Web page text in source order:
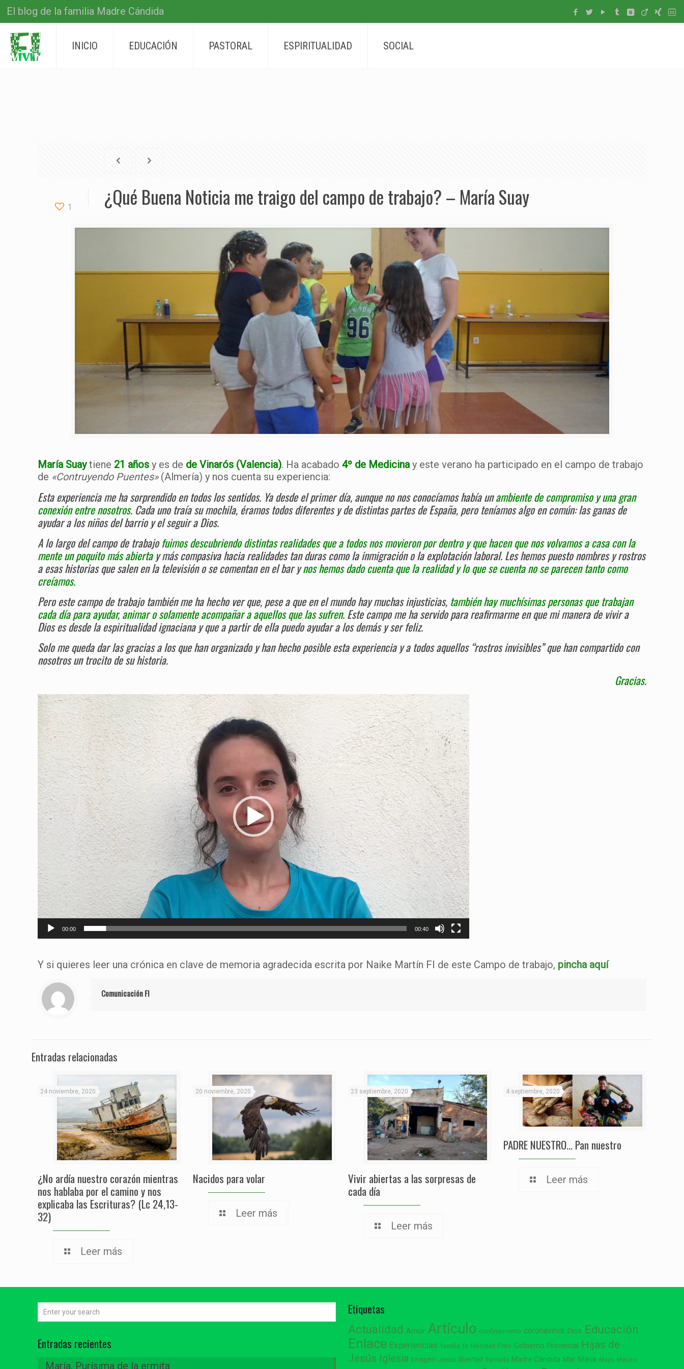
El blog de la familia Madre Cándida
INICIO EDUCACIÓN PASTORAL ESPIRITUALIDAD SOCIAL
1 ¿Qué Buena Noticia me traigo del campo de trabajo? – María Suay
María Suaytiene 21 años y es de de Vinarós (Valencia). Ha acabado4º de Medicinay este verano ha participado en el campo de trabajo
de «Contruyendo Puentes»(Almería) y nos cuenta su experiencia:
Esta experiencia me ha sorprendido en todos los sentidos. Ya desde el primer día, aunque no nos conocíamos había unambiente de compromiso y una gran
conexión entre nosotros. Cada uno traía su mochila, éramos todos diferentes y de distintas partes de España, pero teníamos algo en común: las ganas de
ayudar a los niños del barrio y el seguir a Dios.
A lo largo del campo de trabajofuimos descubriendo distintas realidades que a todos nos movieron por dentro y que hacen que nos volvamos a casa con la
mente un poquito más abiertay más compasiva hacia realidades tan duras como la inmigración o la explotación laboral. Les hemos puesto nombres y rostros
a esas historias que salen en la televisión o se comentan en el bar ynos hemos dado cuenta que la realidad y lo que se cuenta no se parecen tanto como
creíamos.
Pero este campo de trabajo también me ha hecho ver que, pese a que en el mundo hay muchas injusticias, también hay muchísimas personas que trabajan
cada día para ayudar, animar o solamente acompañar a aquellos que las sufren. Este campo me ha servido para reafirmarme en que mi manera de vivir a
Dios es desde la espiritualidad ignaciana y que a partir de ella puedo ayudar a los demás y ser feliz.
Solo me queda dar las gracias a los que han organizado y han hecho posible esta experiencia y a todos aquellos “rostros invisibles” que han compartido con
nosotros un trocito de su historia.
Gracias.
Reproductor
de
vídeo
00:00 00:40
Y si quieres leer una crónica en clave de memoria agradecida escrita por Naike Martín FI de este Campo de trabajo, pincha aquí
Comunicación FI
Entradas relacionadas
24 noviembre, 2020
¿No ardía nuestro corazón mientras
nos hablaba por el camino y nos
explicaba las Escrituras? (Lc 24,13-
32)
Leer más
20 noviembre, 2020
Nacidos para volar
Leer más
23 septiembre, 2020
Vivir abiertas a las sorpresas de
cada día
Leer más
4 septiembre, 2020
PADRE NUESTRO… Pan nuestro
Leer más
Entradas recientes
María, Purísima de la ermita
Etiquetas
Actualidad Amor Artículo confinamiento coronavirus Dios Educación
Enlace Experiencias familia fe felicidad Foto Gobierno Provincial
Hijas de
Jesús Iglesia Imagen Jesús libertad llamada Madre Cándida Mar María Mayo Metoro